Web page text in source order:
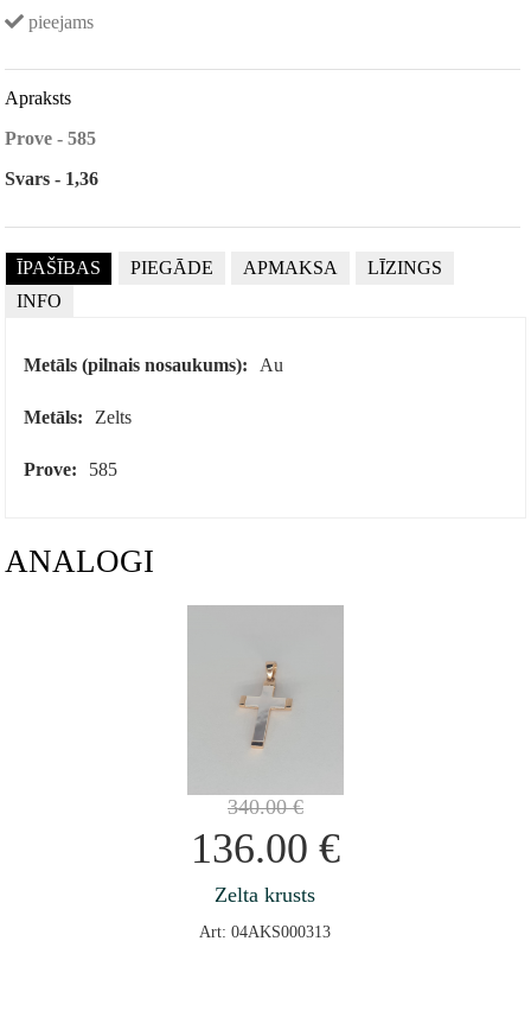
pieejams
Apraksts
Prove - 585
Svars - 1,36
ĪPAŠĪBAS PIEGĀDE APMAKSA
LĪZINGS
INFO
Metāls (pilnais nosaukums): Au
Metāls: Zelts
Prove: 585
ANALOGI
340.00€
136.00 €
Zelta krusts
Art: 04AKS000313